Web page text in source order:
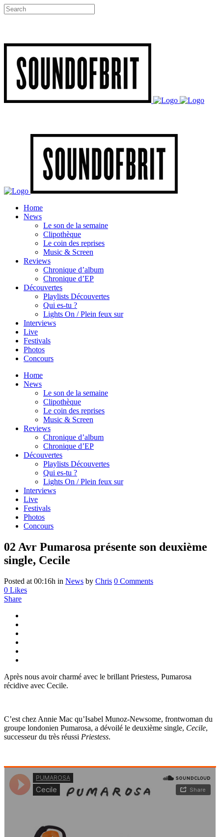
Home
News
Le son de la semaine
Clipothèque
Le coin des reprises
Music & Screen
Reviews
Chronique d’album
Chronique d’EP
Découvertes
Playlists Découvertes
Qui es-tu ?
Lights On / Plein feux sur
Interviews
Live
Festivals
Photos
Concours
Home
News
Le son de la semaine
Clipothèque
Le coin des reprises
Music & Screen
Reviews
Chronique d’album
Chronique d’EP
Découvertes
Playlists Découvertes
Qui es-tu ?
Lights On / Plein feux sur
Interviews
Live
Festivals
Photos
Concours
02 Avr Pumarosa présente son deuxième
single, Cecile
Posted at 00:16h in News by Chris 0 Comments
0 Likes
Share
Après nous avoir charmé avec le brillant Priestess, Pumarosa
récidive avec Cecile.
C’est chez Annie Mac qu’Isabel Munoz-Newsome, frontwoman du
groupe londonien Pumarosa, a dévoilé le deuxième single, Cecile,
successeur du très réussi Priestess.